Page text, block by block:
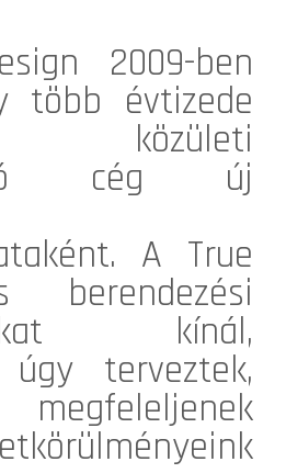
2009-ben
több évtizede
közületi
cég új
A True
berendezési
kínál,
úgy terveztek,